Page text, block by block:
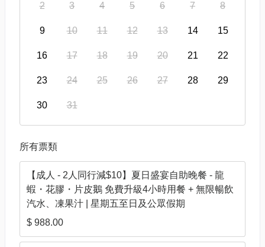
2 3 4 5 6 7 8
9 10 11 12 13 14 15
16 17 18 19 20 21 22
23 24 25 26 27 28 29
30 31
所有票類
【成人 - 2人同行減$10】夏日盛宴自助晚餐 - 龍
蝦・花膠・片皮鵝 免費升級4小時用餐 + 無限暢飲
汽水、凍果汁 | 星期五至日及公眾假期
$ 988.00